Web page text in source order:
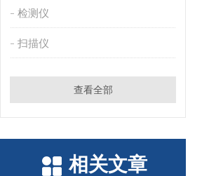
检测仪
扫描仪
查看全部
相关文章